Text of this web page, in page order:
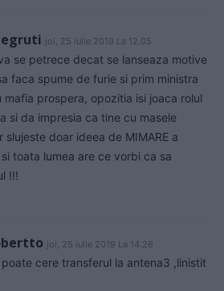
joi, 25 iulie 2019 La 12.05
se petrece decat se lanseaza motive
faca spume de furie si prim ministra
mafia prospera, opozitia isi joaca rolul
si da impresia ca tine cu masele
slujeste doar ideea de MIMARE a
toata lumea are ce vorbi ca sa
!!!
joi, 25 iulie 2019 La 14.26
cere transferul la antena3 ,linistit